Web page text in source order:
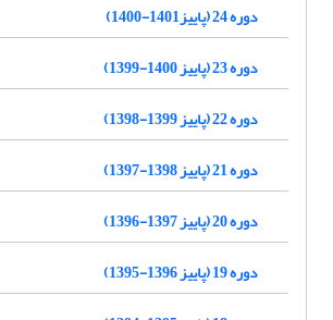
دوره 24 (پاییز1401-1400)
دوره 23 (پاییز 1400-1399)
دوره 22 (پاییز 1399-1398)
دوره 21 (پاییز 1398-1397)
دوره 20 (پاییز 1397-1396)
دوره 19 (پاییز 1396-1395)